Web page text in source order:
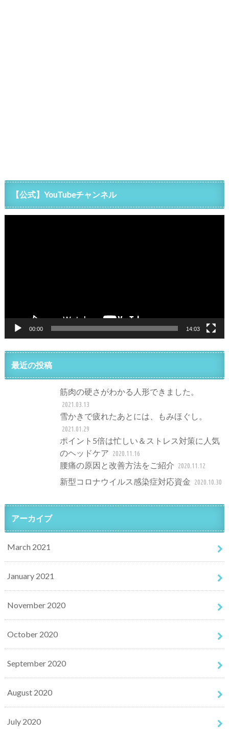
【公式】YouTubeチャンネル
00:00 14:03
最近の投稿
筋肉の硬さがわかる人形できました。
2021.03.13
雪かきで疲れたあとには、もみほぐし。
2021.01.29
ポイント5倍は忙しい＆ストレス対策に人気
のヘッドケア 2020.11.16
腰痛の原因と改善方法をご紹介 2020.11.12
新型コロナウイルス感染症対応資金 2020.10.30
アーカイブ
March 2021
January 2021
November 2020
October 2020
September 2020
August 2020
July 2020